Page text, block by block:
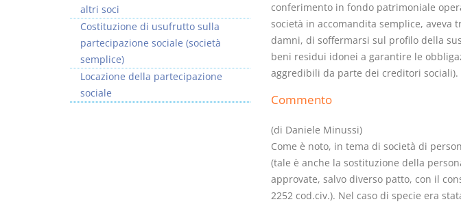
conferimento in fondo patrimoniale
società in accomandita semplice, aveva
damni, di soffermarsi sul profilo della
beni residui idonei a garantire le
aggredibili da parte dei creditori sociali).
Commento
(di Daniele Minussi)
Come è noto, in tema di società di
(tale è anche la sostituzione della
approvate, salvo diverso patto, con il
2252 cod.civ.). Nel caso di specie era
altri soci
Costituzione di usufrutto sulla
partecipazione sociale (società
semplice)
Locazione della partecipazione
sociale
I Vincoli